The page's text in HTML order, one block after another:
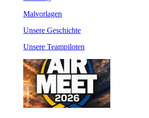
Malvorlagen
Unsere Geschichte
Unsere Teampiloten